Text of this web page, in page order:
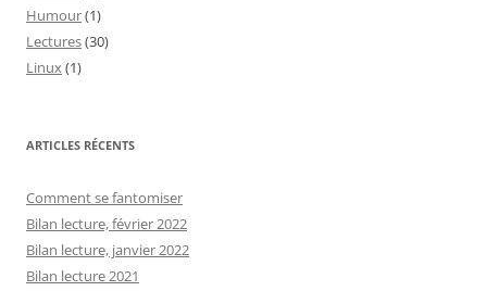
Humour(1)
Lectures(30)
Linux(1)
ARTICLES RÉCENTS
Comment se fantomiser
Bilan lecture, février 2022
Bilan lecture, janvier 2022
Bilan lecture 2021